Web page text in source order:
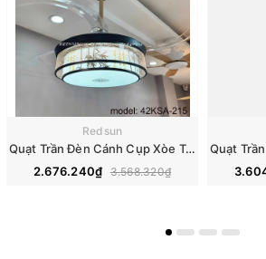
Redsun
Quạt Trần Đèn Cánh Cụp Xòe Trang Trí Phòng Khách, Phòng Ngủ - 42KSA-215
2.676.240₫ 3.568.320₫